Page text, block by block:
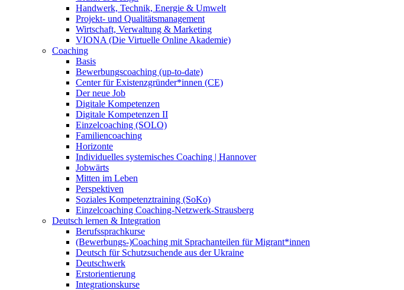
Handwerk, Technik, Energie & Umwelt
Projekt- und Qualitätsmanagement
Wirtschaft, Verwaltung & Marketing
VIONA (Die Virtuelle Online Akademie)
Coaching
Basis
Bewerbungscoaching (up-to-date)
Center für Existenzgründer*innen (CE)
Der neue Job
Digitale Kompetenzen
Digitale Kompetenzen II
Einzelcoaching (SOLO)
Familiencoaching
Horizonte
Individuelles systemisches Coaching | Hannover
Jobwärts
Mitten im Leben
Perspektiven
Soziales Kompetenztraining (SoKo)
Einzelcoaching Coaching-Netzwerk-Strausberg
Deutsch lernen & Integration
Berufssprachkurse
(Bewerbungs-)Coaching mit Sprachanteilen für Migrant*innen
Deutsch für Schutzsuchende aus der Ukraine
Deutschwerk
Erstorientierung
Integrationskurse